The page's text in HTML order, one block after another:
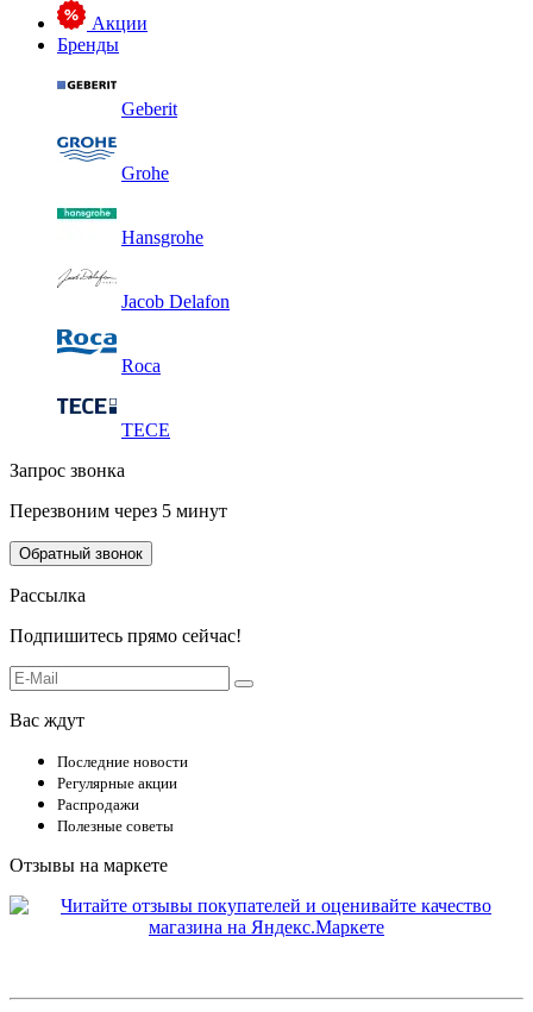
Акции
Бренды
Geberit
Grohe
Hansgrohe
Jacob Delafon
Roca
TECE
Запрос звонка
Перезвоним через 5 минут
Обратный звонок
Рассылка
Подпишитесь прямо сейчас!
Вас ждут
Последние новости
Регулярные акции
Распродажи
Полезные советы
Отзывы на маркете